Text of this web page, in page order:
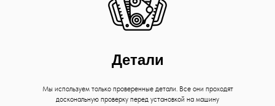
Детали
Мы используем только проверенные детали. Все они проходят
доскональную проверку перед установкой на машину